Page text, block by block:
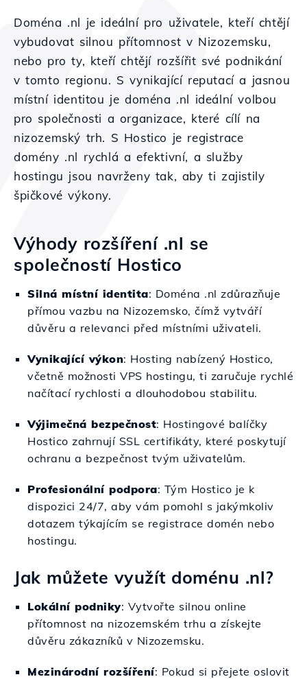
Doména .nl je ideální pro uživatele, kteří chtějí
vybudovat silnou přítomnost v Nizozemsku,
nebo pro ty, kteří chtějí rozšířit své podnikání
v tomto regionu. S vynikající reputací a jasnou
místní identitou je doména .nl ideální volbou
pro společnosti a organizace, které cílí na
nizozemský trh. S Hostico je registrace
domény .nl rychlá a efektivní, a služby
hostingu jsou navrženy tak, aby ti zajistily
špičkové výkony.
Výhody rozšíření .nl se
společností Hostico
Silná místní identita: Doména .nl zdůrazňuje
přímou vazbu na Nizozemsko, čímž vytváří
důvěru a relevanci před místními uživateli.
Vynikající výkon: Hosting nabízený Hostico,
včetně možnosti VPS hostingu, ti zaručuje rychlé
načítací rychlosti a dlouhodobou stabilitu.
Výjimečná bezpečnost: Hostingové balíčky
Hostico zahrnují SSL certifikáty, které poskytují
ochranu a bezpečnost tvým uživatelům.
Profesionální podpora: Tým Hostico je k
dispozici 24/7, aby vám pomohl s jakýmkoliv
dotazem týkajícím se registrace domén nebo
hostingu.
Jak můžete využít doménu .nl?
Lokální podniky: Vytvořte silnou online
přítomnost na nizozemském trhu a získejte
důvěru zákazníků v Nizozemsku.
Mezinárodní rozšíření: Pokud si přejete oslovit